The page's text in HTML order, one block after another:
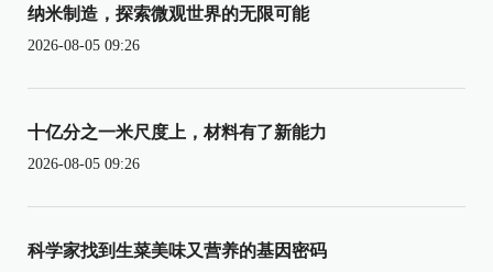
纳米制造，探索微观世界的无限可能
2026-08-05 09:26
十亿分之一米尺度上，材料有了新能力
2026-08-05 09:26
科学家找到生菜美味又营养的基因密码